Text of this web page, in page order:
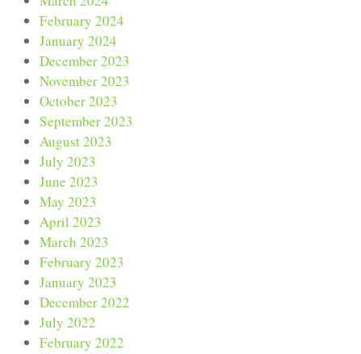
February 2024
January 2024
December 2023
November 2023
October 2023
September 2023
August 2023
July 2023
June 2023
May 2023
April 2023
March 2023
February 2023
January 2023
December 2022
July 2022
February 2022